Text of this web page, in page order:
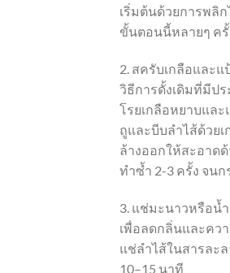
เริ่มต้นด้วยการพลิ
ขั้นตอนนี้หลายๆ ค
2. สครับเกลือและแ
วิธีการดั้งเดิมที่มีป
โรยเกลือหยาบแล
ถูและบีบลำไส้ด้วย
ล้างออกให้สะอาด
ทำซ้ำ 2-3 ครั้ง จน
3. แช่มะนาวหรือน้
เพื่อลดกลิ่นและคว
แช่ลำไส้ในสารละ
10–15 นาที